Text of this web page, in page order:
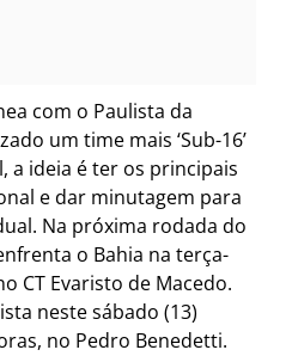
com o Paulista da
um time mais ‘Sub-16’
a ideia é ter os principais
e dar minutagem para
Na próxima rodada do
o Bahia na terça-
CT Evaristo de Macedo.
neste sábado (13)
no Pedro Benedetti.